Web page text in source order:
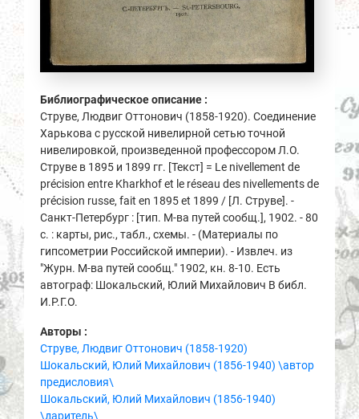
Библиографическое описание :
Струве, Людвиг Оттонович (1858-1920). Соединение
Харькова с русской нивелирной сетью точной
нивелировкой, произведенной профессором Л.О.
Струве в 1895 и 1899 гг. [Текст] = Le nivellement de
précision entre Kharkhof et le réseau des nivellements de
précision russe, fait en 1895 et 1899 / [Л. Струве]. -
Санкт-Петербург : [тип. М-ва путей сообщ.], 1902. - 80
с. : карты, рис., табл., схемы. - (Материалы по
гипсометрии Российской империи). - Извлеч. из
"Журн. М-ва путей сообщ." 1902, кн. 8-10. Есть
автограф: Шокальский, Юлий Михайлович В библ.
И.Р.Г.О.
Авторы :
Струве, Людвиг Оттонович (1858-1920)
Шокальский, Юлий Михайлович (1856-1940) \автор
предисловия\
Шокальский, Юлий Михайлович (1856-1940)
\даритель\